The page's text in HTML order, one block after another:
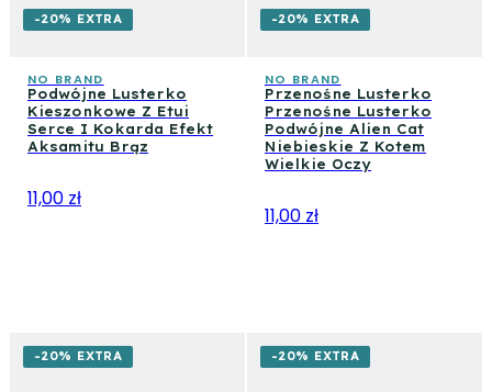
-20% EXTRA
NO BRAND
Podwójne Lusterko
Kieszonkowe Z Etui
Serce I Kokarda Efekt
Aksamitu Brąz
11,00 zł
-20% EXTRA
NO BRAND
Przenośne Lusterko
Przenośne Lusterko
Podwójne Alien Cat
Niebieskie Z Kotem
Wielkie Oczy
11,00 zł
-20% EXTRA -20% EXTRA